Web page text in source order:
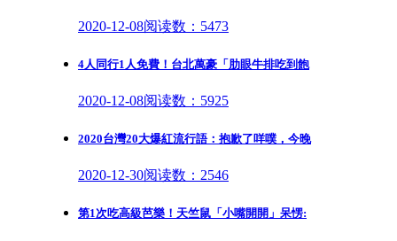
2020-12-08阅读数：5473
4人同行1人免費！台北萬豪「肋眼牛排吃到飽
2020-12-08阅读数：5925
2020台灣20大爆紅流行語：抱歉了咩噗，今晚
2020-12-30阅读数：2546
第1次吃高級芭樂！天竺鼠「小嘴開開」呆愣: